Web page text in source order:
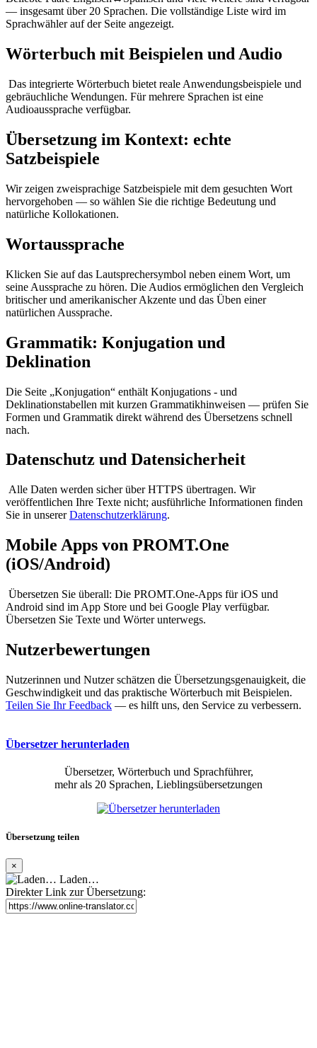
— insgesamt über 20 Sprachen. Die vollständige Liste wird im
Sprachwähler auf der Seite angezeigt.
Wörterbuch mit Beispielen und Audio
Das integrierte Wörterbuch bietet reale Anwendungsbeispiele und
gebräuchliche Wendungen. Für mehrere Sprachen ist eine
Audioaussprache verfügbar.
Übersetzung im Kontext: echte
Satzbeispiele
Wir zeigen zweisprachige Satzbeispiele mit dem gesuchten Wort
hervorgehoben — so wählen Sie die richtige Bedeutung und
natürliche Kollokationen.
Wortaussprache
Klicken Sie auf das Lautsprechersymbol neben einem Wort, um
seine Aussprache zu hören. Die Audios ermöglichen den Vergleich
britischer und amerikanischer Akzente und das Üben einer
natürlichen Aussprache.
Grammatik: Konjugation und
Deklination
Die Seite „Konjugation“ enthält Konjugations - und
Deklinationstabellen mit kurzen Grammatikhinweisen — prüfen Sie
Formen und Grammatik direkt während des Übersetzens schnell
nach.
Datenschutz und Datensicherheit
Alle Daten werden sicher über HTTPS übertragen. Wir
veröffentlichen Ihre Texte nicht; ausführliche Informationen finden
Sie in unsererDatenschutzerklärung.
Mobile Apps von PROMT.One
(iOS/Android)
Übersetzen Sie überall: Die PROMT.One-Apps für iOS und
Android sind im App Store und bei Google Play verfügbar.
Übersetzen Sie Texte und Wörter unterwegs.
Nutzerbewertungen
Nutzerinnen und Nutzer schätzen die Übersetzungsgenauigkeit, die
Geschwindigkeit und das praktische Wörterbuch mit Beispielen.
Teilen Sie Ihr Feedback — es hilft uns, den Service zu verbessern.
Übersetzer herunterladen
Übersetzer, Wörterbuch und Sprachführer,
mehr als 20 Sprachen, Lieblingsübersetzungen
Übersetzung teilen
×
Laden…
Direkter Link zur Übersetzung: